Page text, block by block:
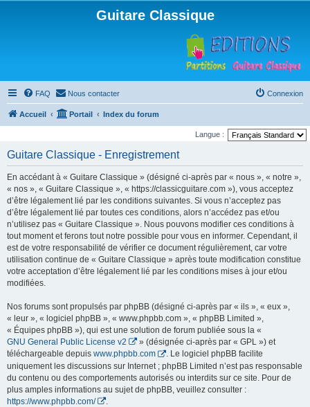
Guitare Classique
FAQ Nous contacter Connexion
Accueil Portail Index du forum
Langue :
Guitare Classique - Enregistrement
En accédant à « Guitare Classique » (désigné ci-après par « nous », « notre »,
« nos », « Guitare Classique », « https://classicguitare.com »), vous acceptez
d’être légalement lié par les conditions suivantes. Si vous n’acceptez pas
d’être légalement lié par toutes ces conditions, alors n’accédez pas et/ou
n’utilisez pas « Guitare Classique ». Nous pouvons modifier ces conditions à
tout moment et ferons tout notre possible pour vous en informer. Cependant, il
est de votre responsabilité de vérifier ce document régulièrement, car votre
utilisation continue de « Guitare Classique » après toute modification constitue
votre acceptation d’être légalement lié par les conditions mises à jour et/ou
modifiées.
Nos forums sont propulsés par phpBB (désigné ci-après par « ils », « eux »,
« leur », « logiciel phpBB », « www.phpbb.com », « phpBB Limited »,
« Équipes phpBB »), qui est une solution de forum publiée sous la «
GNU General Public License v2
» (désignée ci-après par « GPL ») et
téléchargeable depuis www.phpbb.com
. Le logiciel phpBB facilite
uniquement les discussions sur Internet ; phpBB Limited n’est pas responsable
du contenu ou des comportements autorisés ou interdits sur ce site. Pour de
plus amples informations au sujet de phpBB, veuillez consulter :
https://www.phpbb.com/